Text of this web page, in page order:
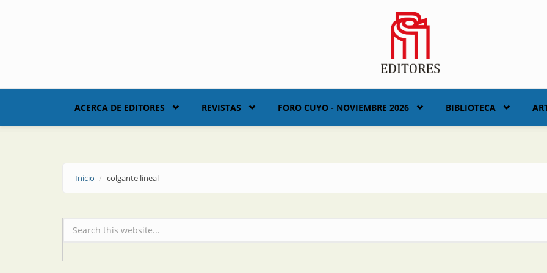
ACERCA DE EDITORES REVISTAS FORO CUYO - NOVIEMBRE 2026 BIBLIOTECA
Inicio colgante lineal
Formulario de búsqueda